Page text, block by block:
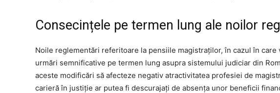
Consecințele pe termen lung ale noilor
Noile reglementări referitoare la pensiile magistraților, în cazul în care
urmări semnificative pe termen lung asupra sistemului judiciar din
aceste modificări să afecteze negativ atractivitatea profesiei de
carieră în justiție ar putea fi descurajați de absența unor beneficii